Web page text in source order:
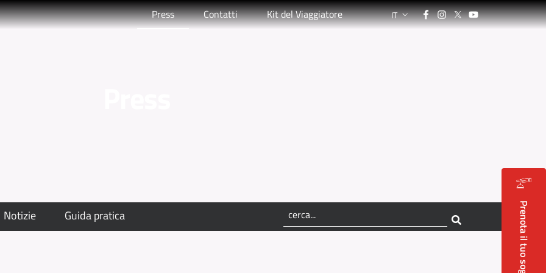
Prenota il tuo soggiorno
PressAttivo Contatti Kit del Viaggiatore LANGUAGE SWITCHER: CURRENT
IT Facebook
Instagram
TwitterYouTube
Notizie Guida pratica